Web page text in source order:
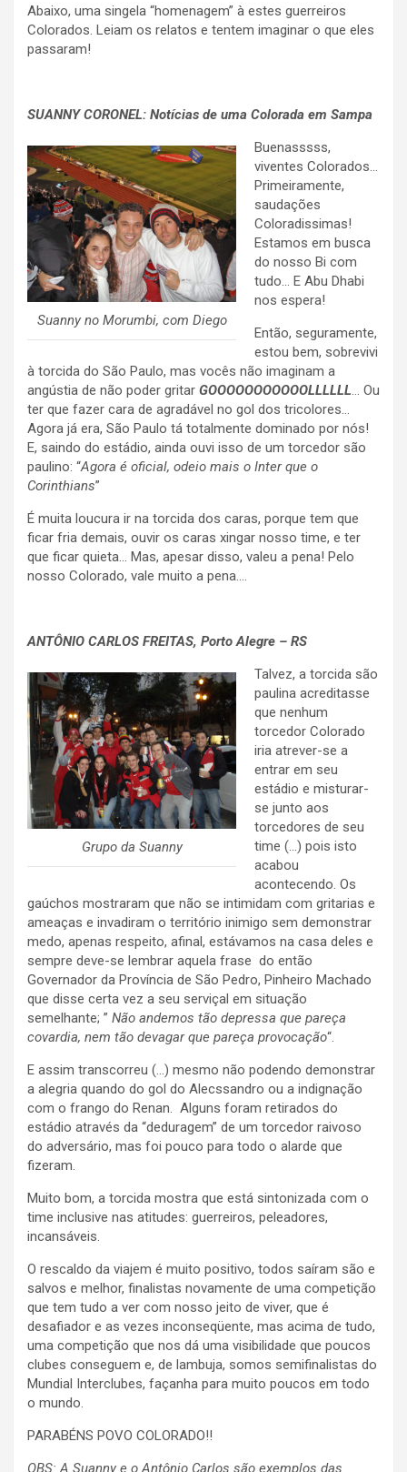
Abaixo, uma singela “homenagem” à estes guerreiros
Colorados. Leiam os relatos e tentem imaginar o que eles
passaram!
SUANNY CORONEL: Notícias de uma Colorada em Sampa
Suanny no Morumbi, com Diego
Buenasssss,
viventes Colorados…
Primeiramente,
saudações
Coloradissimas!
Estamos em busca
do nosso Bi com
tudo… E Abu Dhabi
nos espera!
Então, seguramente,
estou bem, sobrevivi
à torcida do São Paulo, mas vocês não imaginam a
angústia de não poder gritar GOOOOOOOOOOOLLLLLL… Ou
ter que fazer cara de agradável no gol dos tricolores…
Agora já era, São Paulo tá totalmente dominado por nós!
E, saindo do estádio, ainda ouvi isso de um torcedor são
paulino: “Agora é oficial, odeio mais o Inter que o
Corinthians”
É muita loucura ir na torcida dos caras, porque tem que
ficar fria demais, ouvir os caras xingar nosso time, e ter
que ficar quieta… Mas, apesar disso, valeu a pena! Pelo
nosso Colorado, vale muito a pena….
ANTÔNIO CARLOS FREITAS, Porto Alegre – RS
Grupo da Suanny
Talvez, a torcida são
paulina acreditasse
que nenhum
torcedor Colorado
iria atrever-se a
entrar em seu
estádio e misturar-
se junto aos
torcedores de seu
time (…) pois isto
acabou
acontecendo. Os
gaúchos mostraram que não se intimidam com gritarias e
ameaças e invadiram o território inimigo sem demonstrar
medo, apenas respeito, afinal, estávamos na casa deles e
sempre deve-se lembrar aquela frase do então
Governador da Província de São Pedro, Pinheiro Machado
que disse certa vez a seu serviçal em situação
semelhante; ” Não andemos tão depressa que pareça
covardia, nem tão devagar que pareça provocação“.
E assim transcorreu (…) mesmo não podendo demonstrar
a alegria quando do gol do Alecssandro ou a indignação
com o frango do Renan. Alguns foram retirados do
estádio através da “deduragem” de um torcedor raivoso
do adversário, mas foi pouco para todo o alarde que
fizeram.
Muito bom, a torcida mostra que está sintonizada com o
time inclusive nas atitudes: guerreiros, peleadores,
incansáveis.
O rescaldo da viajem é muito positivo, todos saíram são e
salvos e melhor, finalistas novamente de uma competição
que tem tudo a ver com nosso jeito de viver, que é
desafiador e as vezes inconseqüente, mas acima de tudo,
uma competição que nos dá uma visibilidade que poucos
clubes conseguem e, de lambuja, somos semifinalistas do
Mundial Interclubes, façanha para muito poucos em todo
o mundo.
PARABÉNS POVO COLORADO!!
OBS: A Suanny e o Antônio Carlos são exemplos das